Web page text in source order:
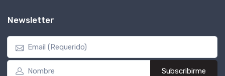
Newsletter
Subscribirme